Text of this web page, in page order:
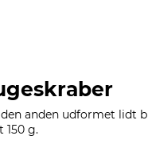
anden udformet lidt
g.